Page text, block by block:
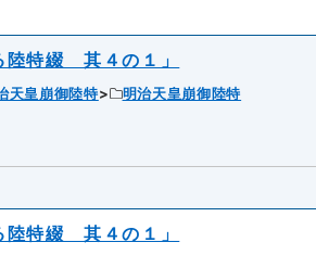
特綴 其４の１」
天皇崩御陸特
明治天皇崩御陸特
特綴 其４の１」